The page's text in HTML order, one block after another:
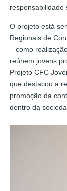
responsabilidade
O projeto está
Regionais de
– como
reúnem jovens
Projeto CFC
que destacou a
promoção da
dentro da